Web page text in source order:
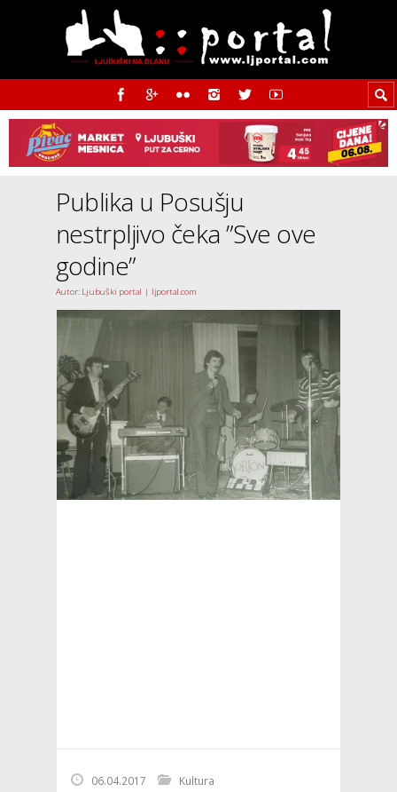
Publika u Posušju
nestrpljivo čeka ”Sve ove
godine”
Autor: Ljubuški portal | ljportal.com
06.04.2017 Kultura